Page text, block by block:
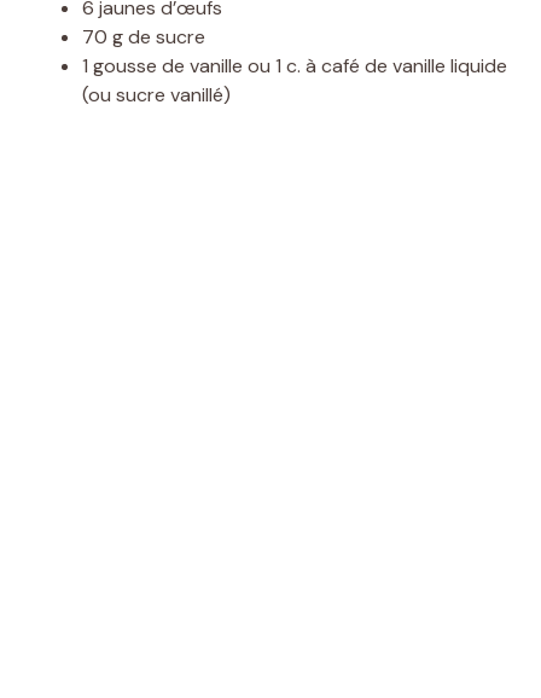
6 jaunes d’œufs
70 g de sucre
1 gousse de vanille ou 1 c. à café de vanille liquide
(ou sucre vanillé)